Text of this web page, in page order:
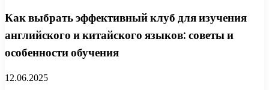
Как выбрать эффективный клуб для изучения
английского и китайского языков: советы и
особенности обучения
12.06.2025